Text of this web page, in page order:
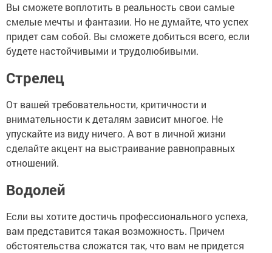
Вы сможете воплотить в реальность свои самые
смелые мечты и фантазии. Но не думайте, что успех
придет сам собой. Вы сможете добиться всего, если
будете настойчивыми и трудолюбивыми.
Стрелец
От вашей требовательности, критичности и
внимательности к деталям зависит многое. Не
упускайте из виду ничего. А вот в личной жизни
сделайте акцент на выстраивание равноправных
отношений.
Водолей
Если вы хотите достичь профессионального успеха,
вам представится такая возможность. Причем
обстоятельства сложатся так, что вам не придется